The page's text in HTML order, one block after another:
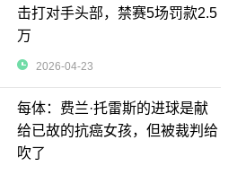
击打对手头部，禁赛5场罚款2.5
万
2026-04-23
每体：费兰·托雷斯的进球是献
给已故的抗癌女孩，但被裁判给
吹了